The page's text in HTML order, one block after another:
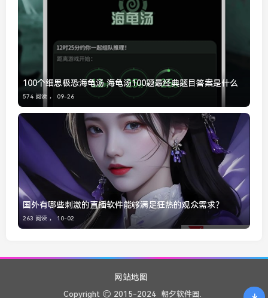
100个细思极恐海龟汤 海龟汤100题最经典题目答案是什么
574 阅读 ， 09-26
国外有哪些刺激的直播软件能够满足狂热的观众需求？
263 阅读 ， 10-02
网站地图
Copyright 2015-2024 朝夕软件园.